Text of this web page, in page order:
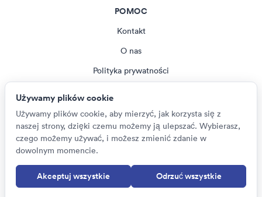
POMOC
Kontakt
O nas
Polityka prywatności
Magazyn
Ustawienia plików cookie
© Psychometric Tests 2026
Używamy plików cookie
Używamy plików cookie, aby mierzyć, jak korzysta się z
naszej strony, dzięki czemu możemy ją ulepszać. Wybierasz,
czego możemy używać, i możesz zmienić zdanie w
dowolnym momencie.
Akceptuj wszystkie Odrzuć wszystkie